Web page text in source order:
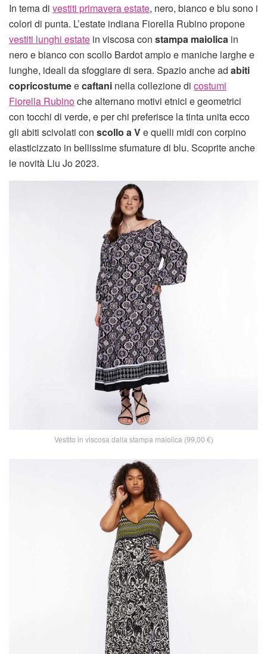
In tema di vestiti primavera estate, nero, bianco e blu sono i
colori di punta. L’estate indiana Fiorella Rubino propone
vestiti lunghi estate in viscosa con stampa maiolica in
nero e bianco con scollo Bardot ampio e maniche larghe e
lunghe, ideali da sfoggiare di sera. Spazio anche ad abiti
copricostumeecaftani nella collezione di costumi
Fiorella Rubinoche alternano motivi etnici e geometrici
con tocchi di verde, e per chi preferisce la tinta unita ecco
gli abiti scivolati con scollo a Ve quelli midi con corpino
elasticizzato in bellissime sfumature di blu. Scoprite anche
le novità Liu Jo 2023.
Vestito in viscosa dalla stampa maiolica (99,00 €)